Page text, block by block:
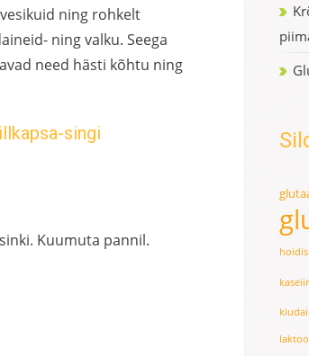
ning rohkelt
ning valku. Seega
need hästi kõhtu ning
singi
Kuumuta pannil.
hoidis